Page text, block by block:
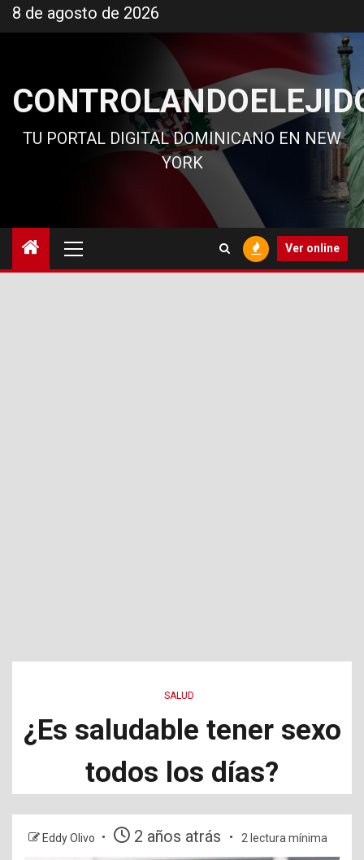
al
8 de agosto de 2026
TU PORTAL DIGITAL DOMINICANO EN NEW
YORK
principal
Ver online
SALUD
¿Es saludable tener sexo
todos los días?
Eddy Olivo 2 años atrás 2 lectura mínima